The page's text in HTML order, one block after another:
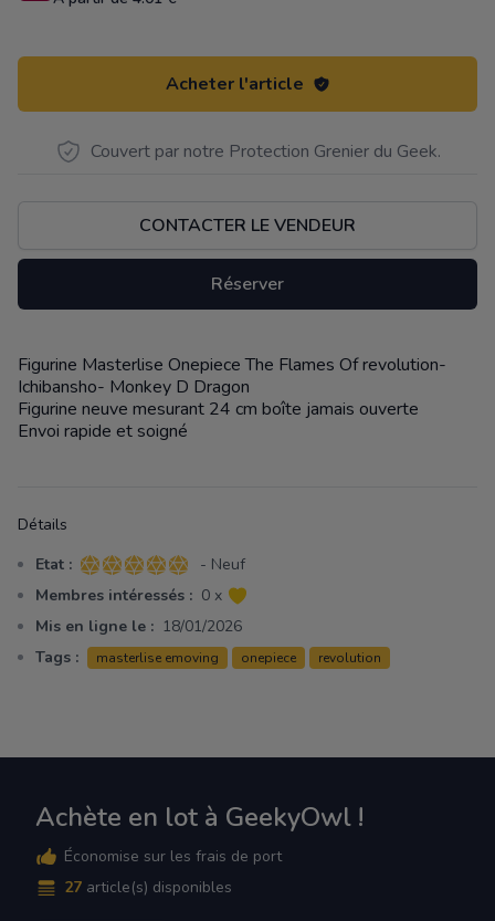
Acheter l'article
Couvert par notre Protection Grenier du Geek.
CONTACTER LE VENDEUR
Réserver
Description
Figurine Masterlise Onepiece The Flames Of revolution-
Ichibansho- Monkey D Dragon
Figurine neuve mesurant 24 cm boîte jamais ouverte
Envoi rapide et soigné
Détails
Etat : 5 sur 5 étoiles
- Neuf
Membres intéressés : 0 x
Mis en ligne le : 18/01/2026
Tags :
masterlise emoving onepiece revolution
Achète en lot à GeekyOwl !
Économise sur les frais de port
27 article(s) disponibles